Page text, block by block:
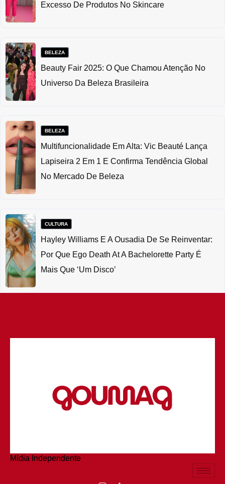
Excesso De Produtos No Skincare
BELEZA
Beauty Fair 2025: O Que Chamou Atenção No
Universo Da Beleza Brasileira
BELEZA
Multifuncionalidade Em Alta: Vic Beauté Lança
Lapiseira 2 Em 1 E Confirma Tendência Global
No Mercado De Beleza
CULTURA
Hayley Williams E A Ousadia De Se Reinventar:
Por Que Ego Death At A Bachelorette Party É
Mais Que ‘um Disco’
Mídia Independente